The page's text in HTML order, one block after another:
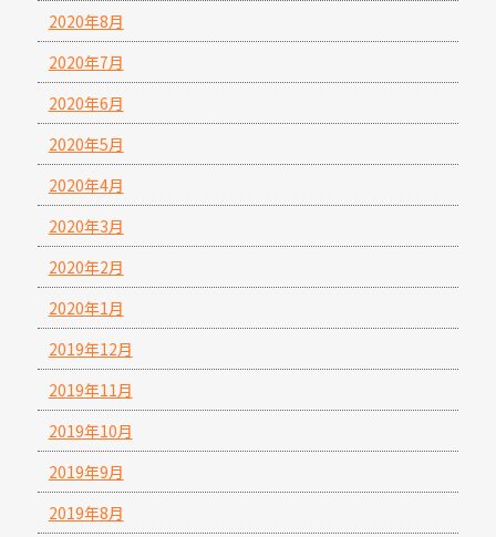
2020年8月
2020年7月
2020年6月
2020年5月
2020年4月
2020年3月
2020年2月
2020年1月
2019年12月
2019年11月
2019年10月
2019年9月
2019年8月